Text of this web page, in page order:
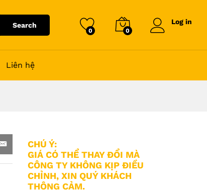
Search
0 0
Log in
Liên hệ
CHÚ Ý:
GIÁ CÓ THỂ THAY ĐỔI MÀ
CÔNG TY KHÔNG KỊP ĐIỀU
CHỈNH, XIN QUÝ KHÁCH
THÔNG CẢM.